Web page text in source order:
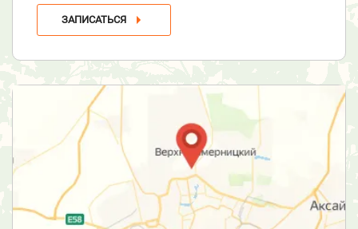
ЗАПИСАТЬСЯ